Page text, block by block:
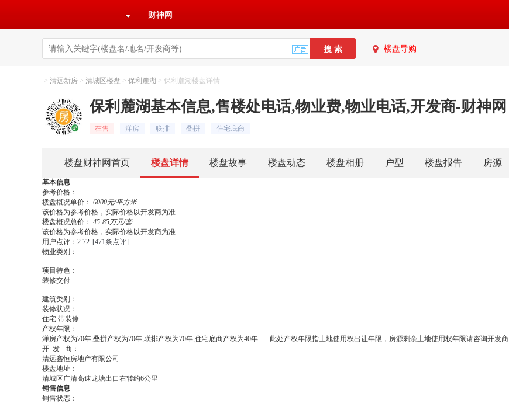
财神网
楼盘导购
> 清远新房 > 清城区楼盘 > 保利麓湖 > 保利麓湖楼盘详情
保利麓湖基本信息,售楼处电话,物业费,物业电话,开发商-财神网
在售 洋房 联排 叠拼 住宅底商
楼盘财神网首页 楼盘详情 楼盘故事 楼盘动态 楼盘相册 户型 楼盘报告 房源
装修效果图
基本信息
参考价格：
楼盘概况单价： 6000元/平方米
该价格为参考价格，实际价格以开发商为准
楼盘概况总价： 45-85万元/套
该价格为参考价格，实际价格以开发商为准
用户点评： 2.72 [471条点评]
物业类别：
项目特色：
装修交付
建筑类别：
装修状况：
住宅:带装修
产权年限：
洋房产权为70年,叠拼产权为70年,联排产权为70年,住宅底商产权为40年
此处产权年限指土地使用权出让年限，房源剩余土地使用权年限请咨询开发商
开 发
商：
清远鑫恒房地产有限公司
楼盘地址：
清城区广清高速龙塘出口右转约6公里
销售信息
销售状态：